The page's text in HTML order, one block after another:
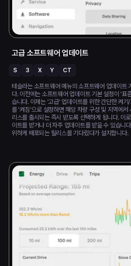
고급 소프트웨어 업데이트
S 3 X Y CT
테슬라는 소프트웨어 메뉴의 소프트웨어 업데이트
다. 이전에는 소프트웨어 업데이트 기본 설정이 '표
습니다. 이제는 '고급' 업데이트를 위한 간단한 켜기
를 '켜짐'으로 설정하면 해당 차량 구성 및 지역에서
리스를 출시되는 즉시 받도록 선택하게 됩니다. 이
이트를 받거나 더 자주 업데이트를 받을 수 있습니
위하게 배포되는 릴리스를 기다렸다가 설치합니다.